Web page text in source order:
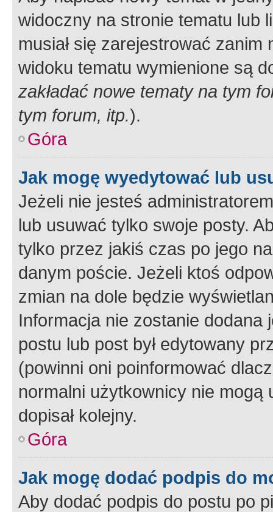
widoczny na stronie tematu lub
musiał się zarejestrować
widoku tematu wymienione są
zakładać nowe tematy na tym
tym forum, itp.).
Góra
Jak mogę wyedytować lub
Jeżeli nie jesteś
lub usuwać tylko swoje posty.
tylko przez jakiś czas po jego
danym poście. Jeżeli ktoś
zmian na dole będzie
Informacja nie zostanie dodana
postu lub post był edytowany
(powinni oni poinformować
normalni użytkownicy nie
dopisał kolejny.
Góra
Jak mogę dodać podpis do
Aby dodać podpis do postu po